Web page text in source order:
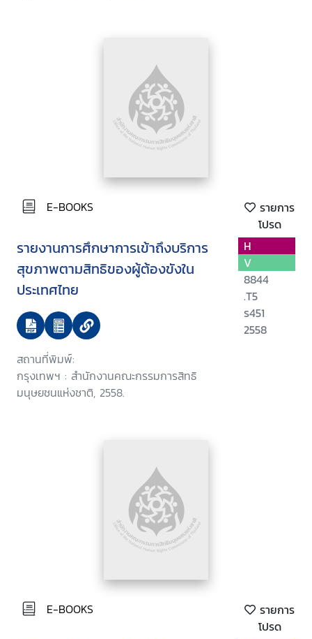
E-BOOKS
รายการ
โปรด
รายงานการศึกษาการเข้าถึงบริการ
สุขภาพตามสิทธิของผู้ต้องขังใน
ประเทศไทย
สถานที่พิมพ์:
กรุงเทพฯ : สำนักงานคณะกรรมการสิทธิ
มนุษยชนแห่งชาติ, 2558.
H
V
8844
.T5
ร451
2558
E-BOOKS
รายการ
โปรด